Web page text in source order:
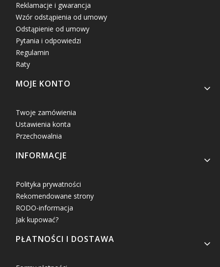
Reklamacje i gwarancja
Wzór odstąpienia od umowy
Odstąpienie od umowy
Pytania i odpowiedzi
Regulamin
Raty
MOJE KONTO
Twoje zamówienia
Ustawienia konta
Przechowalnia
INFORMACJE
Polityka prywatności
Rekomendowane strony
RODO-informacja
Jak kupować?
PŁATNOŚCI I DOSTAWA